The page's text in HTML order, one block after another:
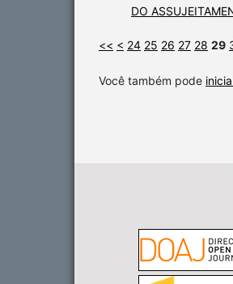
DO
<< < 24 25 26 27 28 29
Você também pode